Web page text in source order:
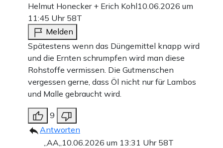
Helmut Honecker + Erich Kohl10.06.2026 um
11:45 Uhr 58T
Melden
Spätestens wenn das Düngemittel knapp wird
und die Ernten schrumpfen wird man diese
Rohstoffe vermissen. Die Gutmenschen
vergessen gerne, dass Öl nicht nur für Lambos
und Malle gebraucht wird.
9
Antworten
,,AA,, 10.06.2026 um 13:31 Uhr 58T